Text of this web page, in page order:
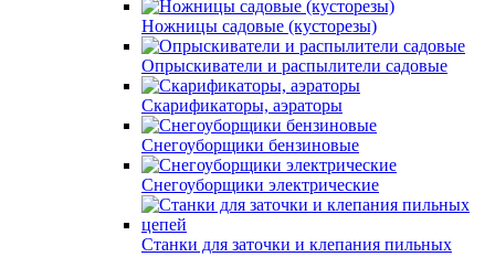
Ножницы садовые (кусторезы)
Опрыскиватели и распылители садовые
Скарификаторы, аэраторы
Снегоуборщики бензиновые
Снегоуборщики электрические
Станки для заточки и клепания пильных